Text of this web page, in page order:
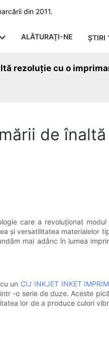
din 2011.
ALĂTURAŢI-NE ŞTIRI
rezoluție cu o
de
care a revoluționat
și versatilitatea materialelor
mai adânc în lumea
un CIJ INKJET INKET
-o serie de duze. Aceste
lor de a produce culori